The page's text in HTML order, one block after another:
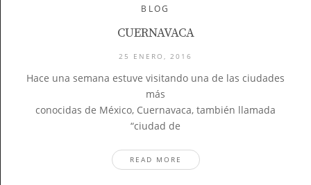
BLOG
CUERNAVACA
25 ENERO, 2016
Hace una semana estuve visitando una de las ciudades
más
conocidas de México, Cuernavaca, también llamada
“ciudad de
READ MORE